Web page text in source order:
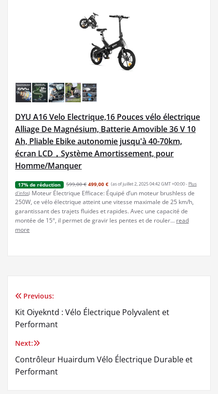
DYU A16 Velo Electrique,16 Pouces vélo électrique
Alliage De Magnésium, Batterie Amovible 36 V 10
Ah, Pliable Ebike autonomie jusqu'à 40-70km,
écran LCD，Système Amortissement, pour
Homme/Manquer
17% de réduction 599,00 € 499,00 € (as of juillet 2, 2025 04:42 GMT +00:00 - Plus
d’infos) Moteur Électrique Efficace: Équipé d’un moteur brushless de
250W, ce vélo électrique atteint une vitesse maximale de 25 km/h,
garantissant des trajets fluides et rapides. Avec une capacité de
montée de 15°, il permet de gravir les pentes et de rouler... read
more
Navigation
de
l’article
Previous:
Kit Oiyekntd : Vélo Électrique Polyvalent et
Performant
Next:
Contrôleur Huairdum Vélo Électrique Durable et
Performant